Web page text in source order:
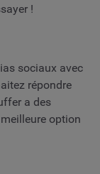
!
sociaux avec
répondre
a des
option